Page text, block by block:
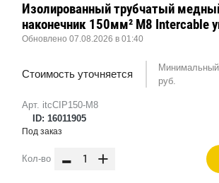
Арт. itcCIP150-M8
ID: 16011905
Изолированный трубчатый
наконечник 150мм² M8 Intercable
Обновлено 07.08.2026 в 01:40
Стоимость уточняется
Минимальный
руб.
Под заказ
Кол-во - +